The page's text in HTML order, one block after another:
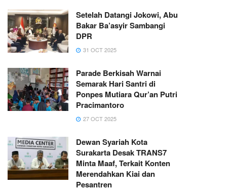
Setelah Datangi Jokowi, Abu
Bakar Ba’asyir Sambangi
DPR
31 OCT 2025
Parade Berkisah Warnai
Semarak Hari Santri di
Ponpes Mutiara Qur’an Putri
Pracimantoro
27 OCT 2025
Dewan Syariah Kota
Surakarta Desak TRANS7
Minta Maaf, Terkait Konten
Merendahkan Kiai dan
Pesantren